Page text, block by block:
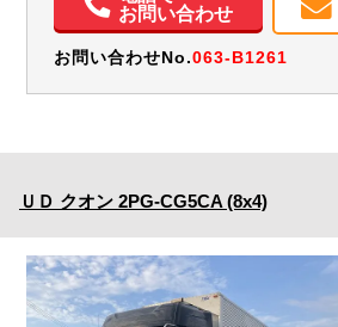
お問い合わせ
お問い合わせNo.063-B1261
ＵＤ クオン 2PG-CG5CA (8x4)